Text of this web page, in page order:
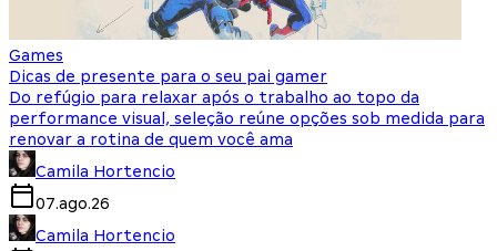
Games
Dicas de presente para o seu pai gamer
Do refúgio para relaxar após o trabalho ao topo da
performance visual, seleção reúne opções sob medida para
renovar a rotina de quem você ama
Camila Hortencio
07.ago.26
Camila Hortencio